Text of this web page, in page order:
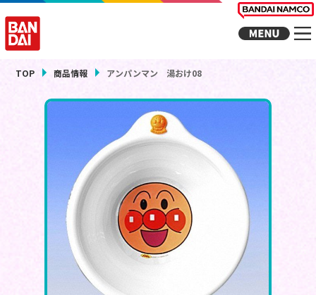
TOP 商品情報 アンパンマン 湯おけ08